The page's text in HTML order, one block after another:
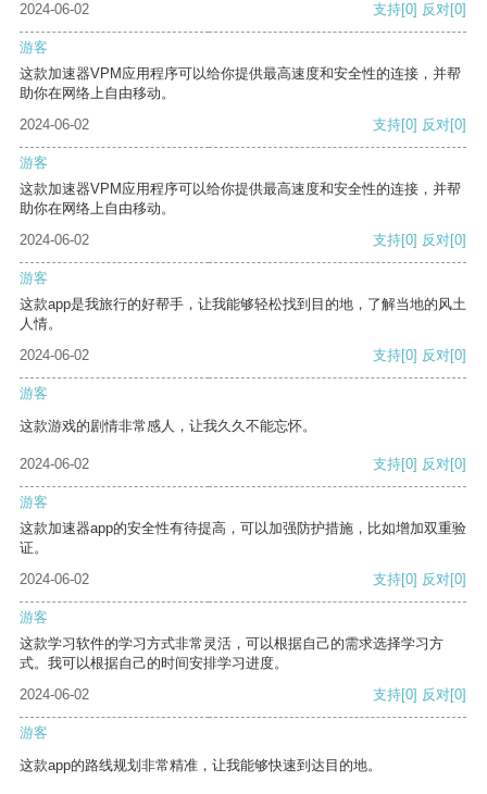
2024-06-02
支持[0] 反对[0]
游客
这款加速器VPM应用程序可以给你提供最高速度和安全性的连接，并帮
助你在网络上自由移动。
2024-06-02
支持[0] 反对[0]
游客
这款加速器VPM应用程序可以给你提供最高速度和安全性的连接，并帮
助你在网络上自由移动。
2024-06-02
支持[0] 反对[0]
游客
这款app是我旅行的好帮手，让我能够轻松找到目的地，了解当地的风土
人情。
2024-06-02
支持[0] 反对[0]
游客
这款游戏的剧情非常感人，让我久久不能忘怀。
2024-06-02 支持[0] 反对[0]
游客
这款加速器app的安全性有待提高，可以加强防护措施，比如增加双重验
证。
2024-06-02
支持[0] 反对[0]
游客
这款学习软件的学习方式非常灵活，可以根据自己的需求选择学习方
式。我可以根据自己的时间安排学习进度。
2024-06-02
支持[0] 反对[0]
游客
这款app的路线规划非常精准，让我能够快速到达目的地。